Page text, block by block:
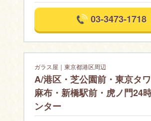
03-3473-1718
ガラス屋｜東京都港区周辺
A/港区・芝公園前・東京タ
麻布・新橋駅前・虎ノ門24
ンター